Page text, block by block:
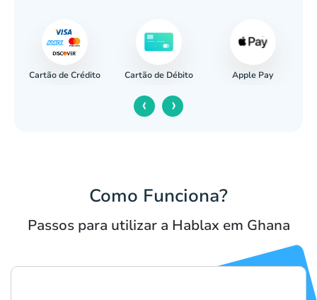
Cartão de Crédito Cartão de Débito Apple Pay
‹ ›
Como Funciona?
Passos para utilizar a Hablax em Ghana